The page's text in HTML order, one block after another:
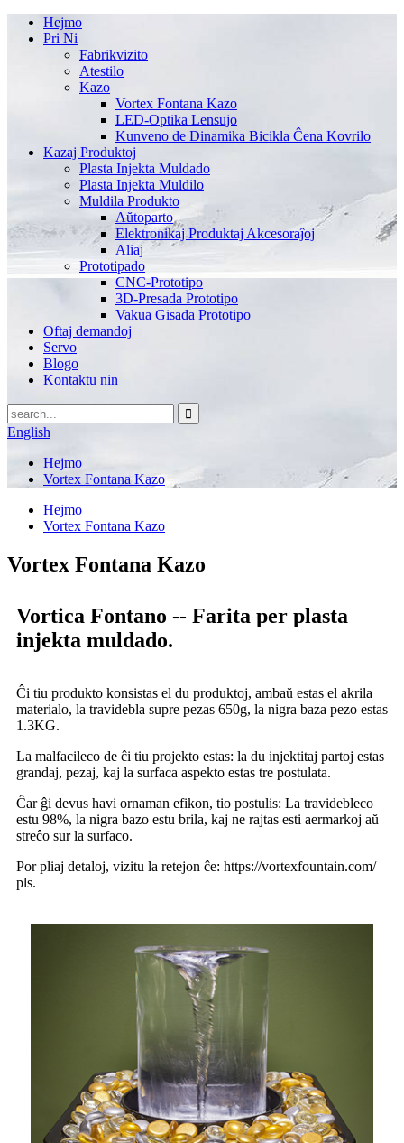
Hejmo
Pri Ni
Fabrikvizito
Atestilo
Kazo
Vortex Fontana Kazo
LED-Optika Lensujo
Kunveno de Dinamika Bicikla Ĉena Kovrilo
Kazaj Produktoj
Plasta Injekta Muldado
Plasta Injekta Muldilo
Muldila Produkto
Aŭtoparto
Elektronikaj Produktaj Akcesoraĵoj
Aliaj
Prototipado
CNC-Prototipo
3D-Presada Prototipo
Vakua Gisada Prototipo
Oftaj demandoj
Servo
Blogo
Kontaktu nin
English
Hejmo
Vortex Fontana Kazo
Hejmo
Vortex Fontana Kazo
Vortex Fontana Kazo
Vortica Fontano -- Farita per plasta
injekta muldado.
Ĉi tiu produkto konsistas el du produktoj, ambaŭ estas el akrila
materialo, la travidebla supre pezas 650g, la nigra baza pezo estas
1.3KG.
La malfacileco de ĉi tiu projekto estas: la du injektitaj partoj estas
grandaj, pezaj, kaj la surfaca aspekto estas tre postulata.
Ĉar ĝi devus havi ornaman efikon, tio postulis: La travidebleco
estu 98%, la nigra bazo estu brila, kaj ne rajtas esti aermarkoj aŭ
streĉo sur la surfaco.
Por pliaj detaloj, vizitu la retejon ĉe: https://vortexfountain.com/
pls.